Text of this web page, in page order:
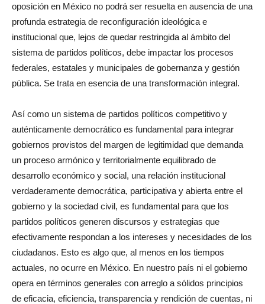
oposición en México no podrá ser resuelta en ausencia de una
profunda estrategia de reconfiguración ideológica e
institucional que, lejos de quedar restringida al ámbito del
sistema de partidos políticos, debe impactar los procesos
federales, estatales y municipales de gobernanza y gestión
pública. Se trata en esencia de una transformación integral.
Así como un sistema de partidos políticos competitivo y
auténticamente democrático es fundamental para integrar
gobiernos provistos del margen de legitimidad que demanda
un proceso armónico y territorialmente equilibrado de
desarrollo económico y social, una relación institucional
verdaderamente democrática, participativa y abierta entre el
gobierno y la sociedad civil, es fundamental para que los
partidos políticos generen discursos y estrategias que
efectivamente respondan a los intereses y necesidades de los
ciudadanos. Esto es algo que, al menos en los tiempos
actuales, no ocurre en México. En nuestro país ni el gobierno
opera en términos generales con arreglo a sólidos principios
de eficacia, eficiencia, transparencia y rendición de cuentas, ni